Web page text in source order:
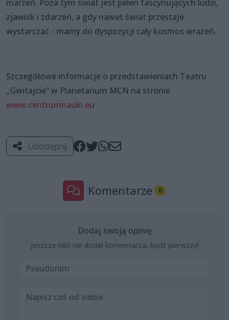
marzeń. Poza tym świat jest pełen fascynujących ludzi,
zjawisk i zdarzeń, a gdy nawet świat przestaje
wystarczać - mamy do dyspozycji cały kosmos wrażeń.
Szczegółowe informacje o przedstawieniach Teatru
„Gwitajcie” w Planetarium MCN na stronie
www.centrumnauki.eu
Udostępnij
Komentarze 0
Dodaj swoją opinię
Jeszcze nikt nie dodał komentarza, bądź pierwszy!